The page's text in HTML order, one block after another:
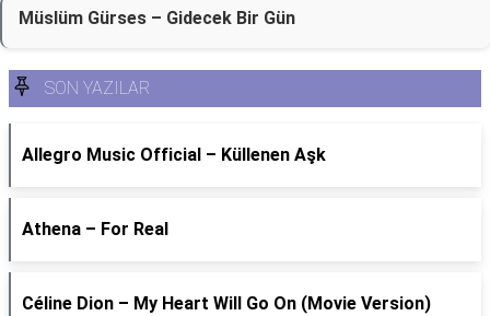
Müslüm Gürses – Gidecek Bir Gün
SON YAZILAR
Allegro Music Official – Küllenen Aşk
Athena – For Real
Céline Dion – My Heart Will Go On (Movie Version)